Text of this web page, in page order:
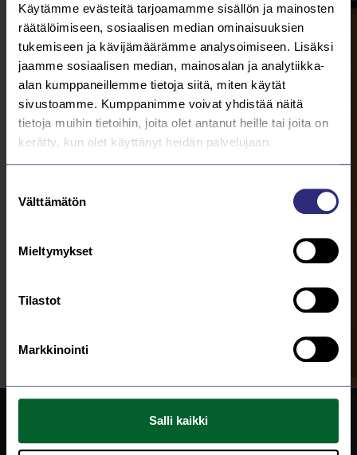
Käytämme evästeitä tarjoamamme sisällön ja mainosten
räätälöimiseen, sosiaalisen median ominaisuuksien
tukemiseen ja kävijämäärämme analysoimiseen. Lisäksi
jaamme sosiaalisen median, mainosalan ja analytiikka-
alan kumppaneillemme tietoja siitä, miten käytät
sivustoamme. Kumppanimme voivat yhdistää näitä
tietoja muihin tietoihin, joita olet antanut heille tai joita on
kerätty, kun olet käyttänyt heidän palvelujaan.
valinta
Välttämätön
Mieltymykset
Tilastot
Markkinointi
Salli kaikki
poista
liittymissopimuksen
mukaisia asiakkaan ja
Saarijärven
Kaukolämpö Oy:n
velvoitteita ja
vastuita.
voit toimittaa täytettynä
osoitteeseen
Laskutusosoitteen
(DOC)